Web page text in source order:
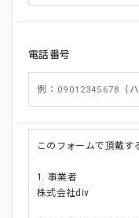
電話番号
このフォームで頂戴す
1. 事業者
株式会社div